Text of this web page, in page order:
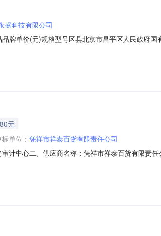
盛科技有限公司
牌单价(元)规格型号区县北京市昌平区人民政府
复印纸500张/包]_DD26080612748220
元
单位： 凭祥市祥泰百货有限责任公司
计中心二、供应商名称：凭祥市祥泰百货有限责
箱9.002201980服务要求或标的基本概况：七